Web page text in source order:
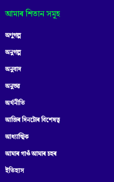
আমাৰ শিতান সমূহ
অণুগল্প
অনুগল্প
অনুবাদ
অনুভৱ
অৰ্থনীতি
আজিৰ দিনটোৰ বিশেষত্ব
আধ্যাত্মিক
আমাৰ গাওঁ আমাৰ চহৰ
ইতিহাস